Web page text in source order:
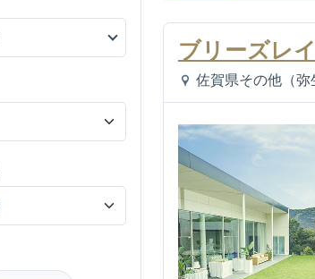
ブリーズレ
佐賀県その他（弥